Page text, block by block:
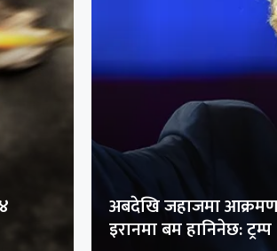
अबदेखि जहाजमा
इरानमा बम हानिनेछ: ट्रम्प